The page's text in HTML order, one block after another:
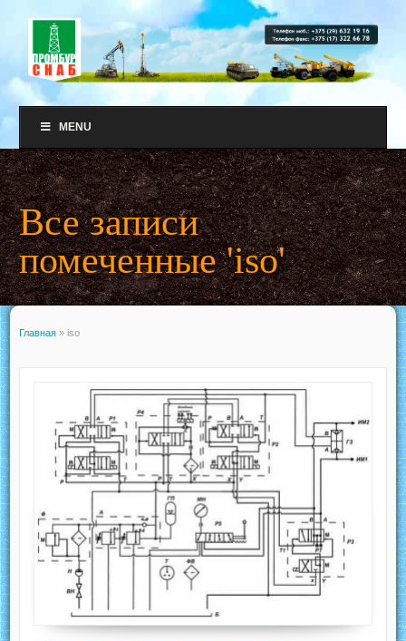
MENU
Все записи
помеченные 'iso'
Главная » iso